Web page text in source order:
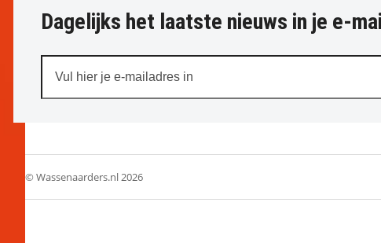
Dagelijks het laatste nieuws in je e-
hier
je
in
© Wassenaarders.nl 2026